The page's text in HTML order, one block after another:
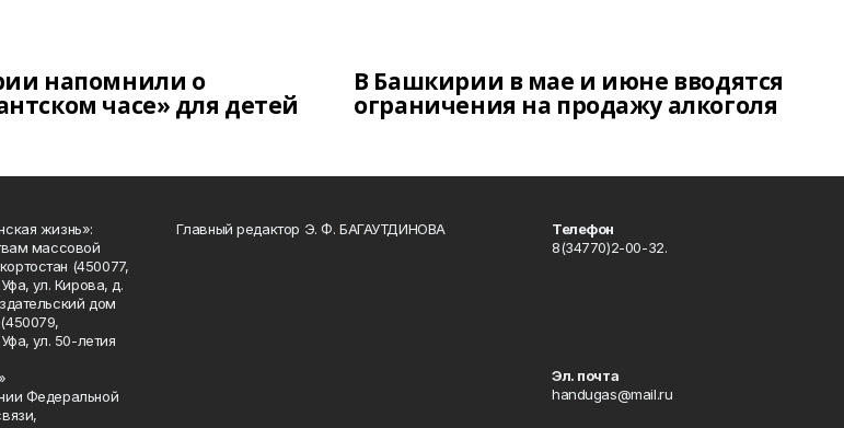
напомнили о
часе» для детей
В Башкирии в мае и июне вводятся
ограничения на продажу алкоголя
жизнь»:
массовой
(450077,
ул. Кирова, д.
дом
ул. 50-летия
Федеральной
Главный редактор Э. Ф. БАГАУТДИНОВА
Телефон
8(34770)2-00-32.
Эл. почта
handugas@mail.ru